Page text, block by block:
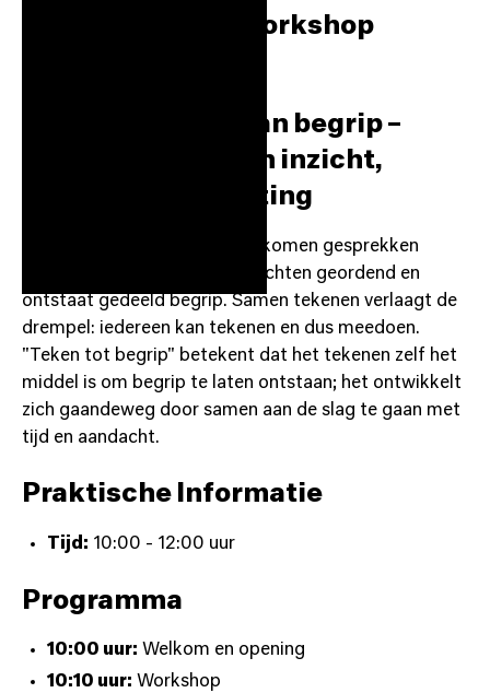
Summer Circle: Workshop
Samen tekenen aan begrip –
samen werken aan inzicht,
betekenis en richting
Door zaken visueel te maken komen gesprekken
sneller op gang, worden gedachten geordend en
ontstaat gedeeld begrip. Samen tekenen verlaagt de
drempel: iedereen kan tekenen en dus meedoen.
"Teken tot begrip" betekent dat het tekenen zelf het
middel is om begrip te laten ontstaan; het ontwikkelt
zich gaandeweg door samen aan de slag te gaan met
tijd en aandacht.
Praktische Informatie
Tijd: 10:00 - 12:00 uur
Programma
10:00 uur: Welkom en opening
10:10 uur: Workshop